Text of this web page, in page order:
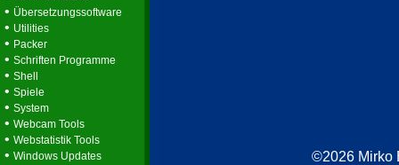
• Übersetzungssoftware
• Utilities
• Packer
• Schriften Programme
• Shell
• Spiele
• System
• Webcam Tools
• Webstatistik Tools
• Windows Updates
©2026 Mirko